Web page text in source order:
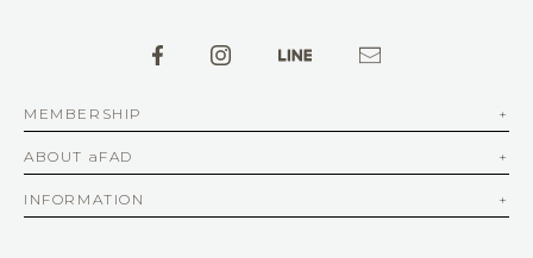
MEMBERSHIP
ABOUT aFAD
INFORMATION